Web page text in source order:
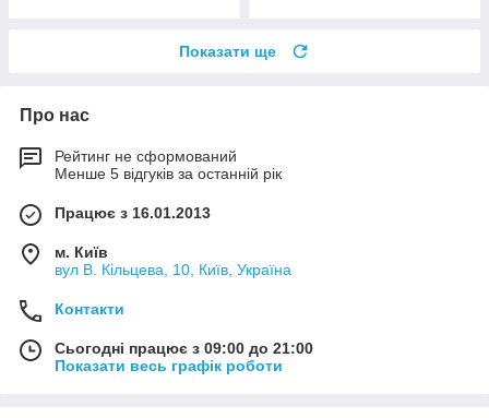
Показати ще
Про нас
Рейтинг не сформований
Менше 5 відгуків за останній рік
Працює з 16.01.2013
м. Київ
вул В. Кільцева, 10, Київ, Україна
Контакти
Сьогодні працює з 09:00 до 21:00
Показати весь графік роботи